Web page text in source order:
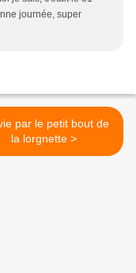
journée, super
par le petit bout de
la lorgnette >